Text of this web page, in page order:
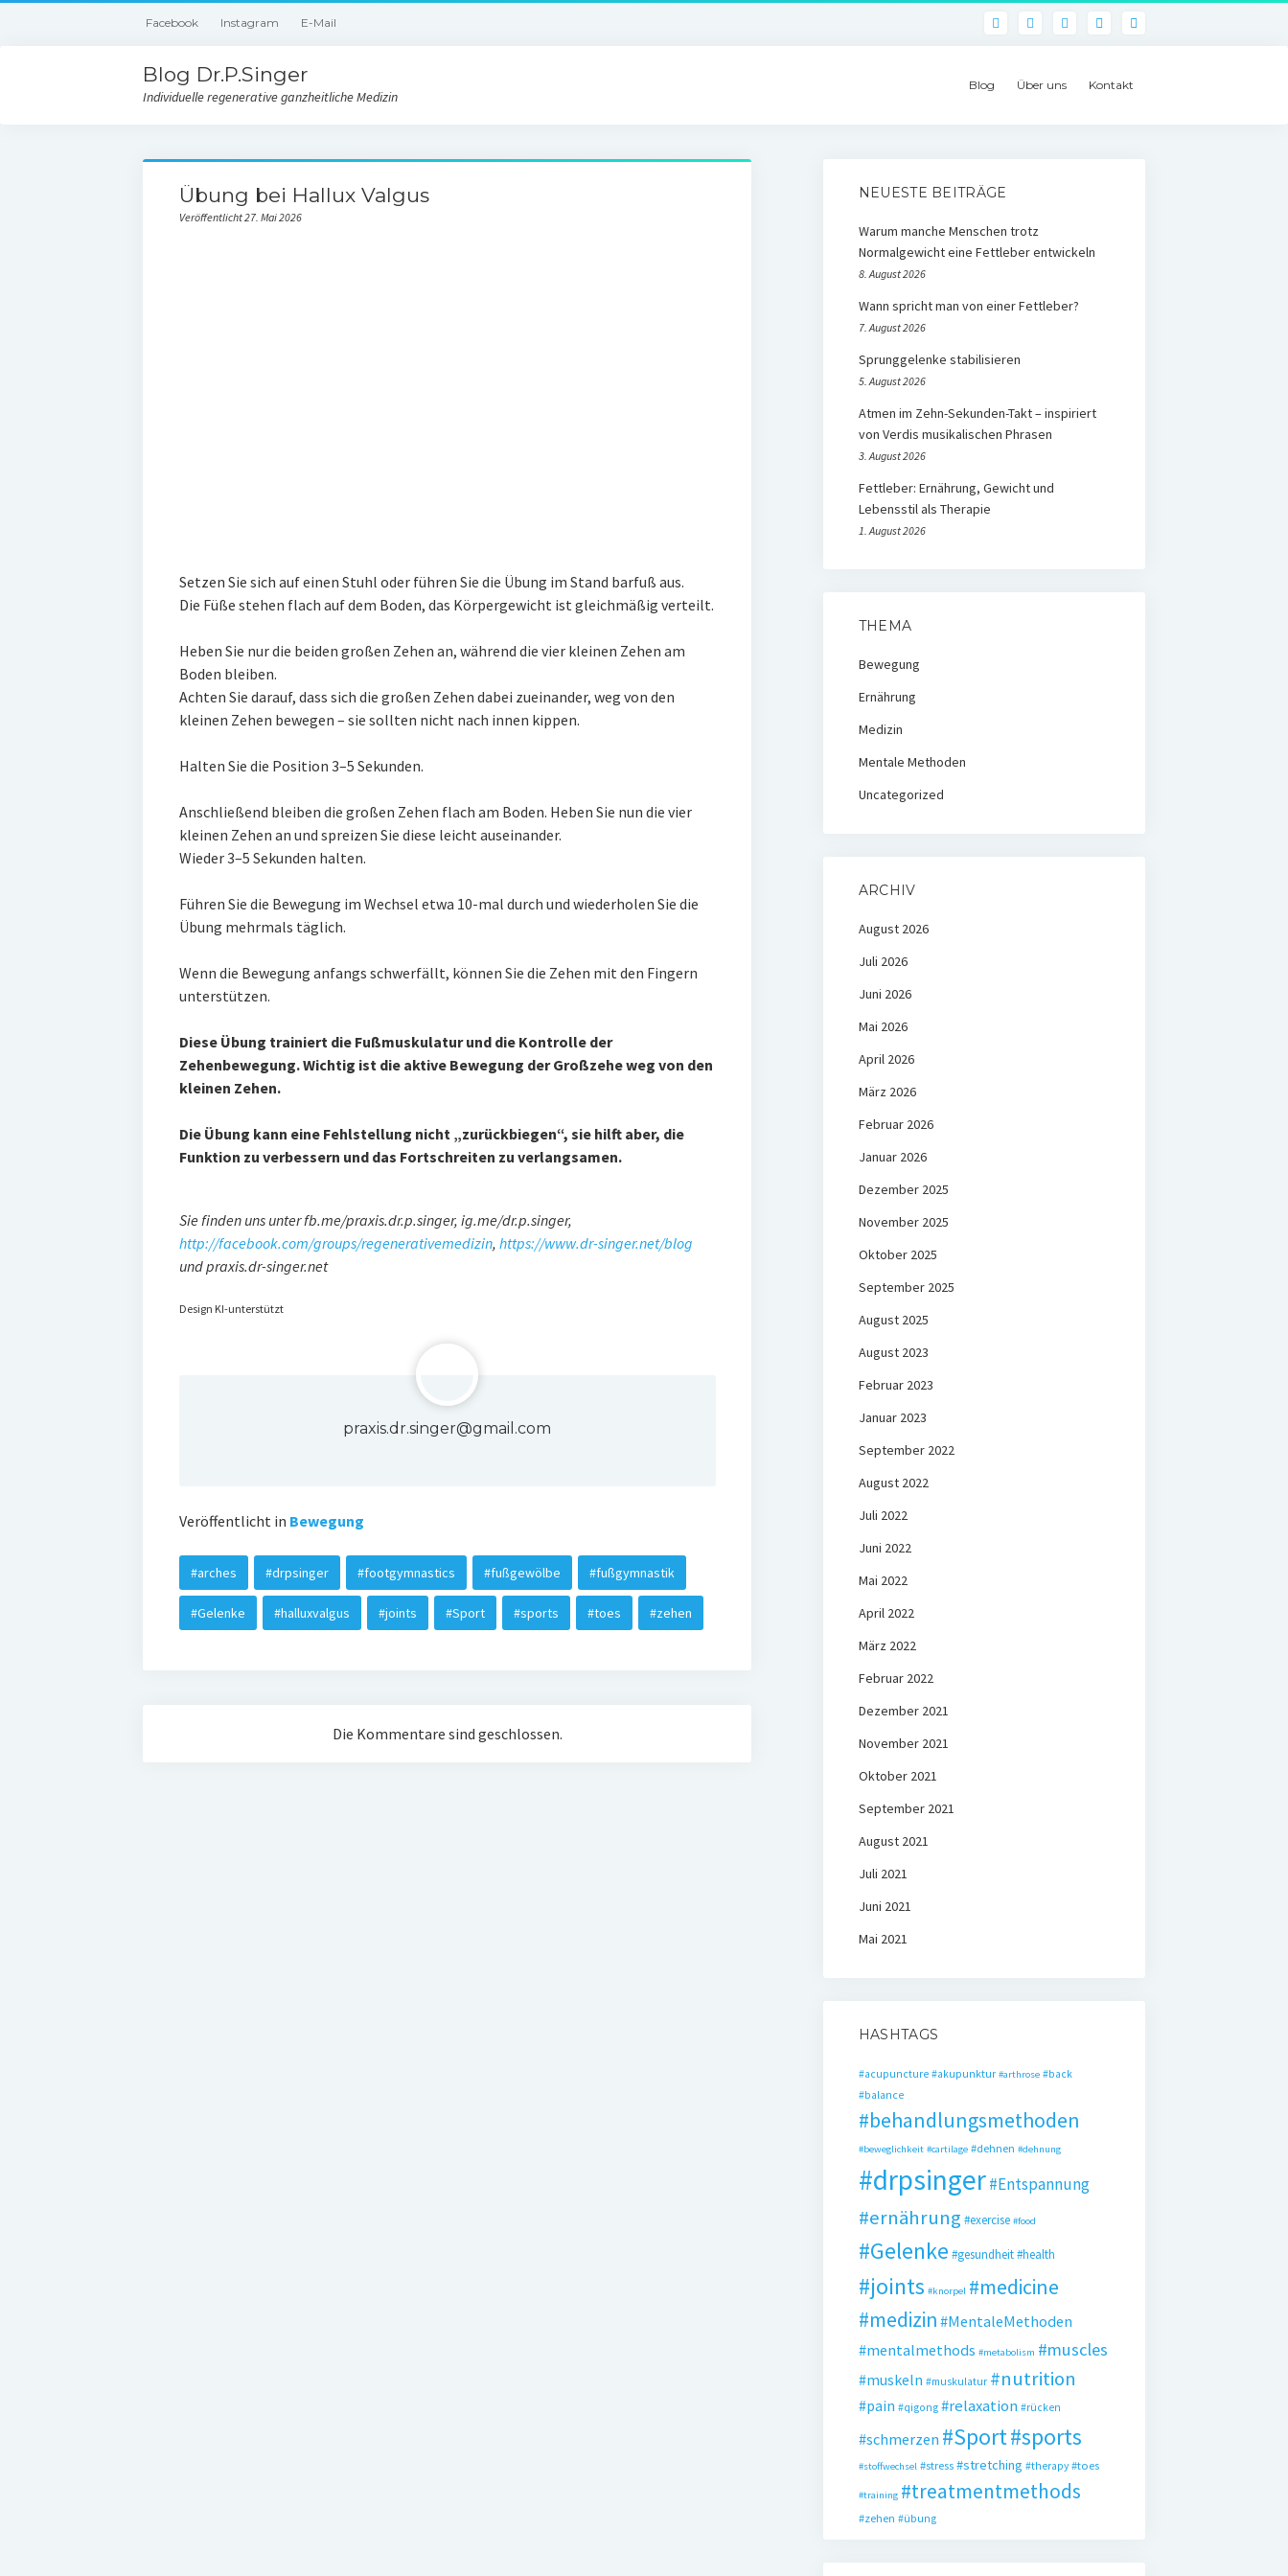
phone
Facebook Instagram E-Mail
Blog Dr.P.Singer
Individuelle regenerative ganzheitliche Medizin
Blog Über uns Kontakt
Übung bei Hallux Valgus
Veröffentlicht 27. Mai 2026
Setzen Sie sich auf einen Stuhl oder führen Sie die Übung im Stand barfuß aus.
Die Füße stehen flach auf dem Boden, das Körpergewicht ist gleichmäßig verteilt.
Heben Sie nur die beiden großen Zehen an, während die vier kleinen Zehen am
Boden bleiben.
Achten Sie darauf, dass sich die großen Zehen dabei zueinander, weg von den
kleinen Zehen bewegen – sie sollten nicht nach innen kippen.
Halten Sie die Position 3–5 Sekunden.
Anschließend bleiben die großen Zehen flach am Boden. Heben Sie nun die vier
kleinen Zehen an und spreizen Sie diese leicht auseinander.
Wieder 3–5 Sekunden halten.
Führen Sie die Bewegung im Wechsel etwa 10-mal durch und wiederholen Sie die
Übung mehrmals täglich.
Wenn die Bewegung anfangs schwerfällt, können Sie die Zehen mit den Fingern
unterstützen.
Diese Übung trainiert die Fußmuskulatur und die Kontrolle der
Zehenbewegung. Wichtig ist die aktive Bewegung der Großzehe weg von den
kleinen Zehen.
Die Übung kann eine Fehlstellung nicht „zurückbiegen“, sie hilft aber, die
Funktion zu verbessern und das Fortschreiten zu verlangsamen.
Sie finden uns unter fb.me/praxis.dr.p.singer, ig.me/dr.p.singer,
http://facebook.com/groups/regenerativemedizin, https://www.dr-singer.net/blog
und praxis.dr-singer.net
Design KI-unterstützt
praxis.dr.singer@gmail.com
Veröffentlicht in Bewegung
#arches #drpsinger #footgymnastics #fußgewölbe #fußgymnastik
#Gelenke #halluxvalgus #joints #Sport #sports #toes #zehen
Die Kommentare sind geschlossen.
NEUESTE BEITRÄGE
Warum manche Menschen trotz
Normalgewicht eine Fettleber entwickeln
8. August 2026
Wann spricht man von einer Fettleber?
7. August 2026
Sprunggelenke stabilisieren
5. August 2026
Atmen im Zehn-Sekunden-Takt – inspiriert
von Verdis musikalischen Phrasen
3. August 2026
Fettleber: Ernährung, Gewicht und
Lebensstil als Therapie
1. August 2026
THEMA
Bewegung
Ernährung
Medizin
Mentale Methoden
Uncategorized
ARCHIV
August 2026
Juli 2026
Juni 2026
Mai 2026
April 2026
März 2026
Februar 2026
Januar 2026
Dezember 2025
November 2025
Oktober 2025
September 2025
August 2025
August 2023
Februar 2023
Januar 2023
September 2022
August 2022
Juli 2022
Juni 2022
Mai 2022
April 2022
März 2022
Februar 2022
Dezember 2021
November 2021
Oktober 2021
September 2021
August 2021
Juli 2021
Juni 2021
Mai 2021
HASHTAGS
#acupuncture #akupunktur #arthrose #back
#balance
#behandlungsmethoden
#beweglichkeit #cartilage #dehnen #dehnung
#drpsinger#Entspannung
#ernährung #exercise #food
#Gelenke #gesundheit#health
#joints #knorpel #medicine
#medizin #MentaleMethoden
#mentalmethods #metabolism #muscles
#muskeln #muskulatur #nutrition
#pain #qigong #relaxation #rücken
#schmerzen #Sport#sports
#stoffwechsel #stress #stretching #therapy #toes
#training #treatmentmethods
#zehen #übung